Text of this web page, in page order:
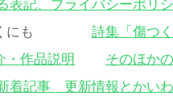
表記、プライバシーポリ
かくにも 詩集「傷つ
・作品説明
そのほか
着記事 更新情報とかい